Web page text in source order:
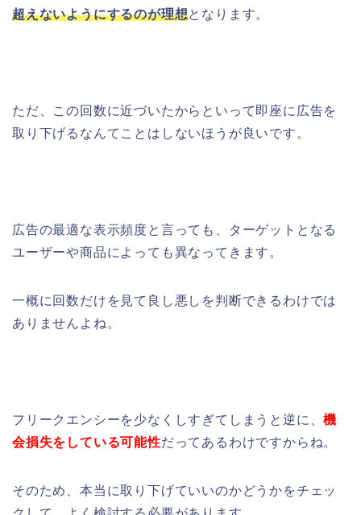
超えないようにするのが理想となります。
ただ、この回数に近づいたからといって即座に広告を
取り下げるなんてことはしないほうが良いです。
広告の最適な表示頻度と言っても、ターゲットとなる
ユーザーや商品によっても異なってきます。
一概に回数だけを見て良し悪しを判断できるわけでは
ありませんよね。
フリークエンシーを少なくしすぎてしまうと逆に、機
会損失をしている可能性だってあるわけですからね。
そのため、本当に取り下げていいのかどうかをチェッ